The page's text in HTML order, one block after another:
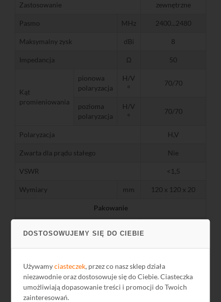
DOSTOSOWUJEMY SIĘ DO CIEBIE
Używamyciasteczek, przez co nasz sklep działa
niezawodnie oraz dostosowuje się do Ciebie. Ciasteczka
umożliwiają dopasowanie treści i promocji do Twoich
zainteresowań.
Zastosowanie zewnętrzne
Pasmo MHz 2400...2480
Maksymalny zysk dBi 8
Impedancja Ω 50
Kąt
promieniowania
pionowa
polaryzacja
H/V
°
70/70
pozioma
polaryzacja
H/V
°
70/70
Polaryzacja H,V
Zwarta dla prądu stałego Nie
VSWR <1,5
Wymiary mm 120 x 120 x 20
Pakowanie